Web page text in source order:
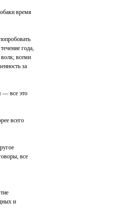
время
года,
всеми
за
— все это
всего
все
и